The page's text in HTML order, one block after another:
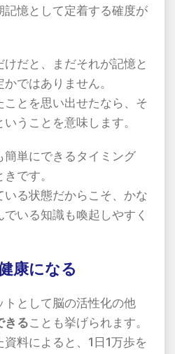
憶として定着する確度が
だと、まだそれが記憶と
ではありません。
とを思い出せたなら、そ
うことを意味します。
簡単にできるタイミング
です。
る状態だからこそ、かな
いる知識も喚起しやすく
康になる
トとして脳の活性化の他
きることも挙げられます。
料によると、1日1万歩を